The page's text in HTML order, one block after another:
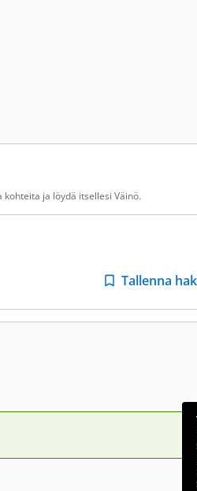
ja löydä itsellesi Väinö.
Tallenna